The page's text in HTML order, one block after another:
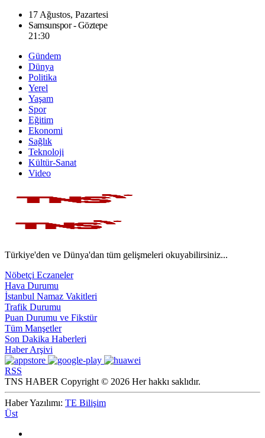
17 Ağustos, Pazartesi
Samsunspor - Göztepe
21:30
Gündem
Dünya
Politika
Yerel
Yaşam
Spor
Eğitim
Ekonomi
Sağlık
Teknoloji
Kültür-Sanat
Video
Türkiye'den ve Dünya'dan tüm gelişmeleri okuyabilirsiniz...
Nöbetçi Eczaneler
Hava Durumu
İstanbul Namaz Vakitleri
Trafik Durumu
Puan Durumu ve Fikstür
Tüm Manşetler
Son Dakika Haberleri
Haber Arşivi
RSS
TNS HABER Copyright © 2026 Her hakkı saklıdır.
Haber Yazılımı: TE Bilişim
Üst